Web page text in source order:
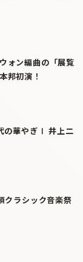
ォン編曲の「展覧
邦初演！
の華やぎⅠ 井上二
クラシック音楽祭